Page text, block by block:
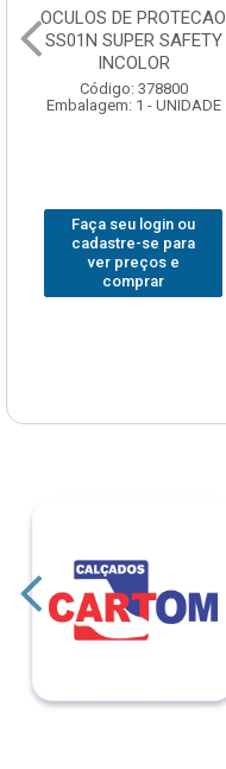
OCULOS DE PROTECAO
SS01N SUPER SAFETY
INCOLOR
Código: 378800
Embalagem: 1 - UNIDADE
Faça seu login ou
cadastre-se para
ver preços e
comprar